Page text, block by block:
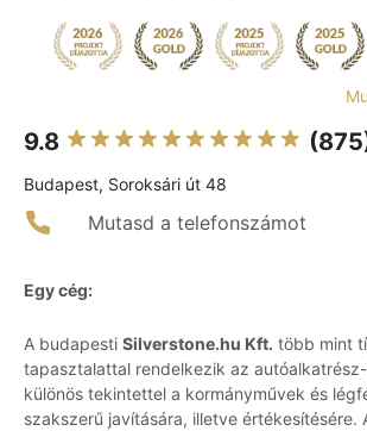
9.8
Budapest, Soroksári út 48
Mutasd a telefonszámot
Egy cég:
A budapesti Silverstone.hu Kft. több mint
tapasztalattal rendelkezik az
különös tekintettel a kormányművek és
szakszerű javítására, illetve értékesítésére.